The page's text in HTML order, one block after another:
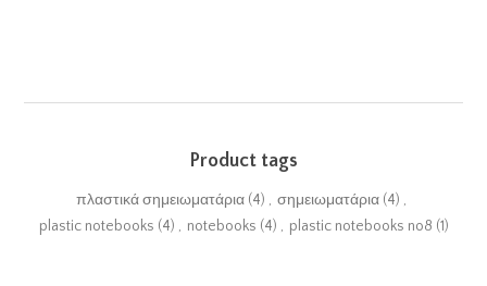
Product tags
πλαστικά σημειωματάρια (4) , σημειωματάρια (4) ,
plastic notebooks (4) , notebooks (4) , plastic notebooks no8 (1)